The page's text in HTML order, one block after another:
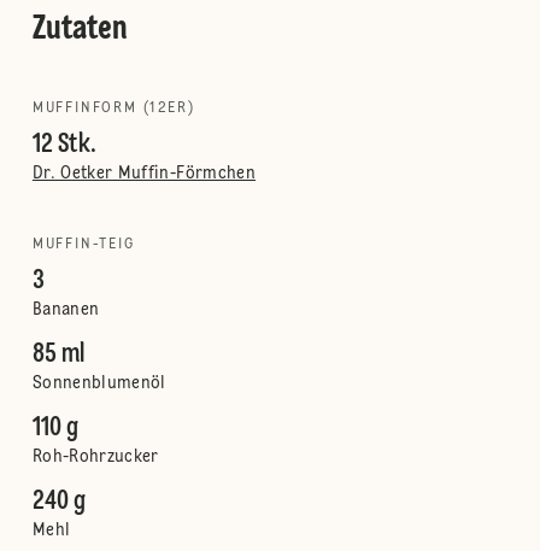
Zutaten
MUFFINFORM (12ER)
12 Stk.
Dr. Oetker Muffin-Förmchen
MUFFIN-TEIG
3
Bananen
85 ml
Sonnenblumenöl
110 g
Roh-Rohrzucker
240 g
Mehl